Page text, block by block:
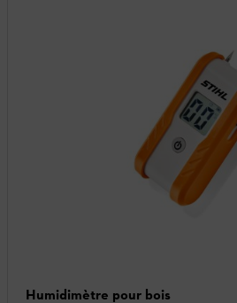
Humidimètre pour bois